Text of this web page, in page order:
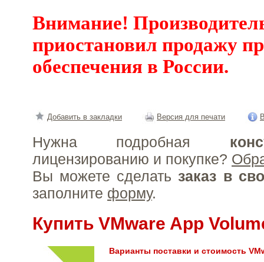
Внимание!
приостановил продажу
обеспечения в России.
Добавить в закладки Версия для печати
Нужна подробная
лицензированию и покупке?
Вы можете сделать заказ в
заполните форму.
Купить VMware App
Варианты поставки и стоимость